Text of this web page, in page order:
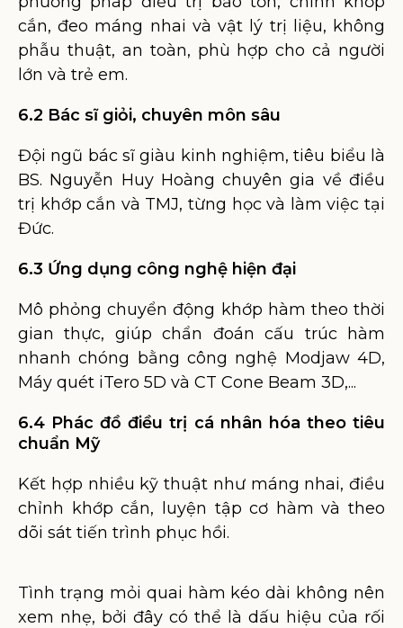
cắn, đeo máng nhai và vật lý trị liệu, không
phẫu thuật, an toàn, phù hợp cho cả người
lớn và trẻ em.
6.2 Bác sĩ giỏi, chuyên môn sâu
Đội ngũ bác sĩ giàu kinh nghiệm, tiêu biểu là
BS. Nguyễn Huy Hoàng chuyên gia về điều
trị khớp cắn và TMJ, từng học và làm việc tại
Đức.
6.3 Ứng dụng công nghệ hiện đại
Mô phỏng chuyển động khớp hàm theo thời
gian thực, giúp chẩn đoán cấu trúc hàm
nhanh chóng bằng công nghệ Modjaw 4D,
Máy quét iTero 5D và CT Cone Beam 3D,...
6.4 Phác đồ điều trị cá nhân hóa theo tiêu
chuẩn Mỹ
Kết hợp nhiều kỹ thuật như máng nhai, điều
chỉnh khớp cắn, luyện tập cơ hàm và theo
dõi sát tiến trình phục hồi.
Tình trạng mỏi quai hàm kéo dài không nên
xem nhẹ, bởi đây có thể là dấu hiệu của rối